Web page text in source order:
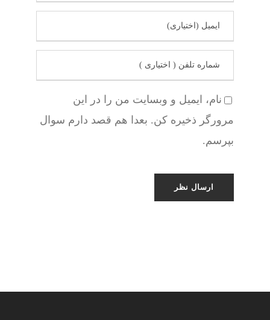
نام، ایمیل و وبسایت من را در این
مرورگر ذخیره کن. بعدا هم قصد دارم سوال
بپرسم.